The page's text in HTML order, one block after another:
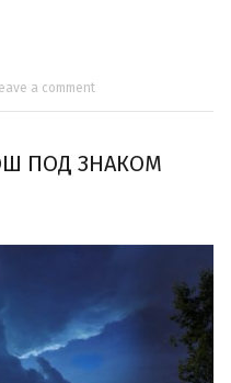
a comment
ПОД ЗНАКОМ